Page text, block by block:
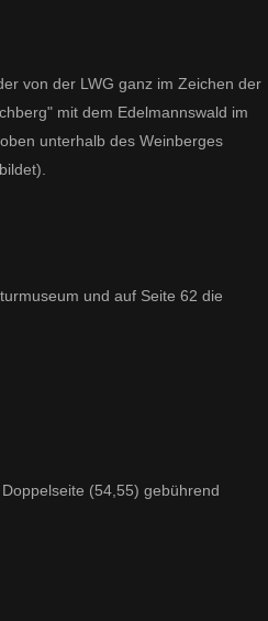
von der LWG ganz im Zeichen der
mit dem Edelmannswald im
unterhalb des Weinberges
und auf Seite 62 die
(54,55) gebührend